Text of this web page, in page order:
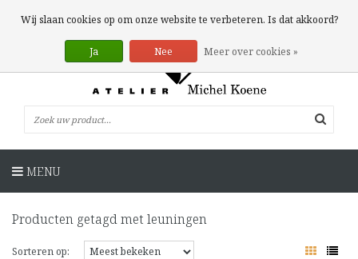
0 Artikelen
MENU
Producten getagd met leuningen
Sorteren op:
Wij slaan cookies op om onze website te verbeteren. Is dat akkoord?
Ja Nee Meer over cookies »